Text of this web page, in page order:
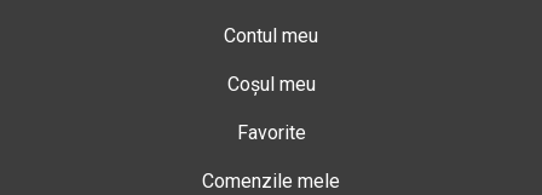
Contul meu
Coșul meu
Favorite
Comenzile mele